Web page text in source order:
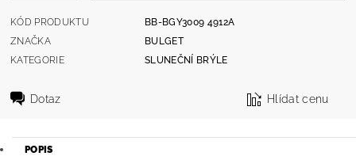
KÓD PRODUKTU
BB-BGY3009 4912A
ZNAČKA
BULGET
KATEGORIE
SLUNEČNÍ BRÝLE
Dotaz Hlídat cenu
POPIS